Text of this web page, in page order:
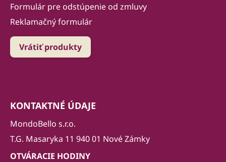
Formulár pre odstúpenie od zmluvy
Reklamačný formulár
Vrátiť produkty
KONTAKTNÉ ÚDAJE
MondoBello s.r.o.
T.G. Masaryka 11 940 01 Nové Zámky
OTVÁRACIE HODINY